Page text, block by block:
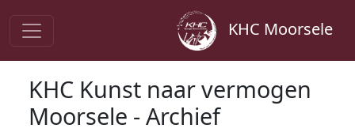
KHC Moorsele
KHC Kunst naar vermogen
Moorsele - Archief